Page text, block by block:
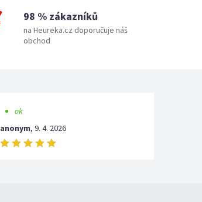
98 % zákazníků
na Heureka.cz doporučuje náš
obchod
ok
anonym, 9. 4. 2026